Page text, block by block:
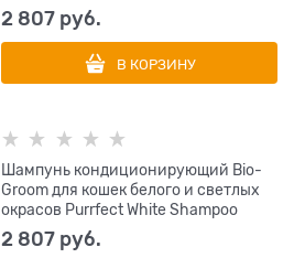
2 807 руб.
В КОРЗИНУ
Шампунь кондиционирующий Bio-
Groom для кошек белого и светлых
окрасов Purrfect White Shampoo
2 807 руб.